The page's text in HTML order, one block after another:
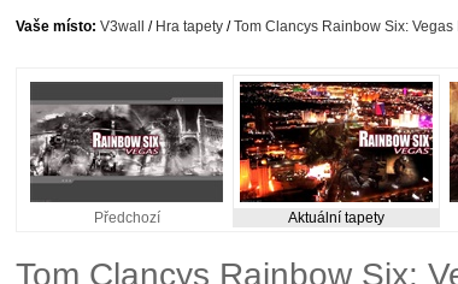
Vaše místo: V3wall / Hra tapety /Tom Clancys Rainbow Six:
Předchozí Aktuální tapety
Tom Clancys Rainbow Six: